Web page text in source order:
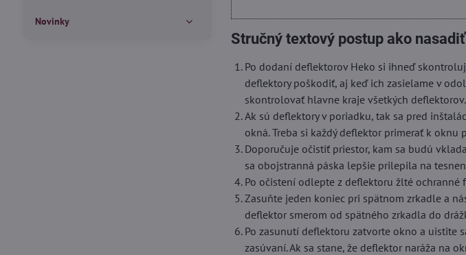
Stručný textový postup ako
Po dodaní deflektorov Heko si ihneď
deflektory poškodiť, aj keď ich zasielame v
skontrolovať hlavne kraje všetkých deflektorov.
Ak sú deflektory v poriadku, tak sa pred
okná. Treba si každý deflektor primerať k oknu
Doporučuje očistiť priestor, kam sa budú
sa obojstranná páska lepšie prilepila na
Po očistení odlepte z deflektoru žlté
Zasuňte jeden koniec pri spätnom zrkadle a
deflektor smerom od spätného zrkadla do
Po zasunutí deflektoru zatvorte okno a uistite
zasúvaní. Ak sa stane, že deflektor naráža na
Novinky